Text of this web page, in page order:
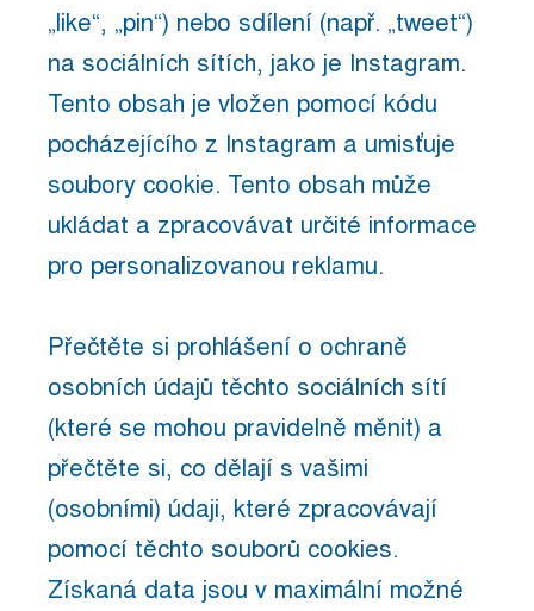
„like“, „pin“) nebo sdílení (např. „tweet“)
na sociálních sítích, jako je Instagram.
Tento obsah je vložen pomocí kódu
pocházejícího z Instagram a umisťuje
soubory cookie. Tento obsah může
ukládat a zpracovávat určité informace
pro personalizovanou reklamu.
Přečtěte si prohlášení o ochraně
osobních údajů těchto sociálních sítí
(které se mohou pravidelně měnit) a
přečtěte si, co dělají s vašimi
(osobními) údaji, které zpracovávají
pomocí těchto souborů cookies.
Získaná data jsou v maximální možné